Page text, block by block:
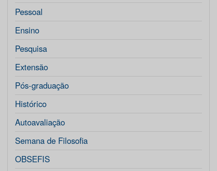
Pessoal
Ensino
Pesquisa
Extensão
Pós-graduação
Histórico
Autoavaliação
Semana de Filosofia
OBSEFIS